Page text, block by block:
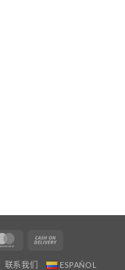
MasterCard
联系我们
ESPAÑOL